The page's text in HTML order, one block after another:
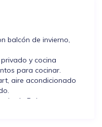
balcón de invierno,
y cocina
para cocinar.
aire acondicionado
de Palermo a